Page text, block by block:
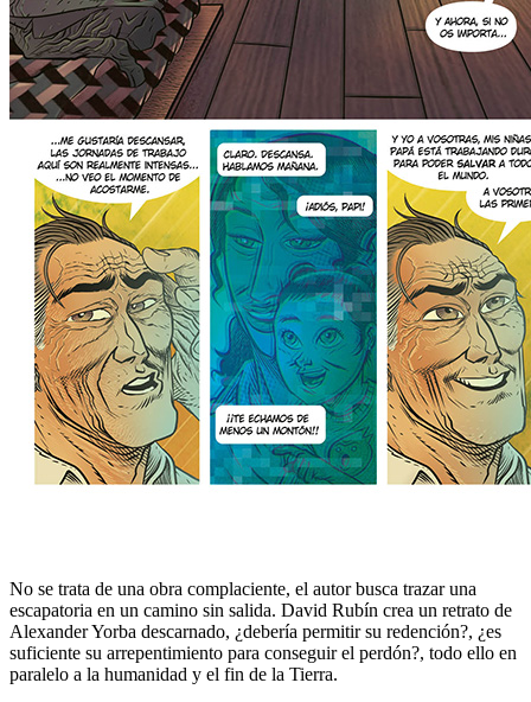
No se trata de una obra complaciente, el autor busca trazar una
escapatoria en un camino sin salida. David Rubín crea un retrato de
Alexander Yorba descarnado, ¿debería permitir su redención?, ¿es
suficiente su arrepentimiento para conseguir el perdón?, todo ello en
paralelo a la humanidad y el fin de la Tierra.